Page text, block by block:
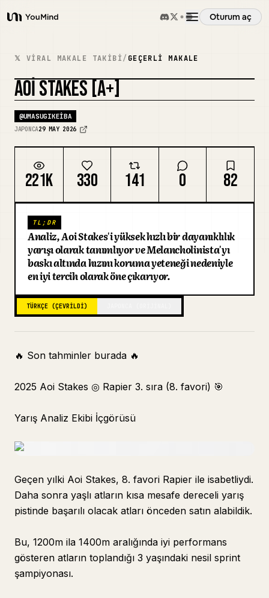
YouMind
Oturum aç
Genel Bakış
Kullanım Senaryoları
Beceriler
İstemler
İndir
𝕏 VIRAL MAKALE TAKIBI/ GEÇERLI MAKALE
AOI STAKES [A+]
@UMASUGIKEIBA
JAPONCA29 MAY 2026
221K 330 141 0 82
TL;DR
Analiz, Aoi Stakes'i yüksek hızlı bir dayanıklılık
yarışı olarak tanımlıyor ve Melancholinista'yı
baskı altında hızını koruma yeteneği nedeniyle
en iyi tercih olarak öne çıkarıyor.
TÜRKÇE (ÇEVRILDI)
🔥 Son tahminler burada 🔥
2025 Aoi Stakes ◎ Rapier 3. sıra (8. favori) 🎯
Yarış Analiz Ekibi İçgörüsü
Geçen yılki Aoi Stakes, 8. favori Rapier ile isabetliydi.
Daha sonra yaşlı atların kısa mesafe dereceli yarış
pistinde başarılı olacak atları önceden satın alabildik.
Bu, 1200m ila 1400m aralığında iyi performans
gösteren atların toplandığı 3 yaşındaki nesil sprint
şampiyonası.